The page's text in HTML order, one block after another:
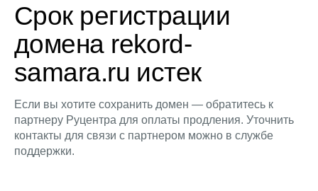
Срок регистрации
домена rekord-
samara.ru истек
Если вы хотите сохранить домен — обратитесь к
партнеру Руцентра для оплаты продления. Уточнить
контакты для связи с партнером можно в службе
поддержки.